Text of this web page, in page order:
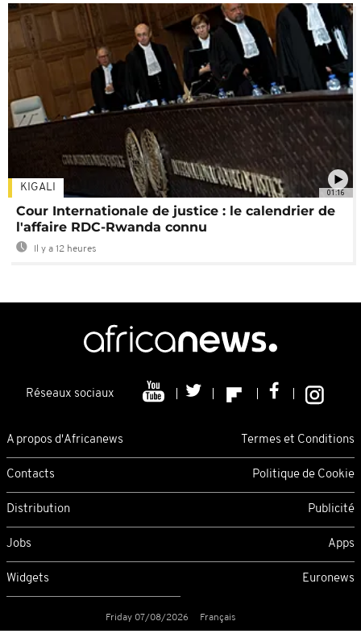
01:16
KIGALI
Cour Internationale de justice : le calendrier de
l'affaire RDC-Rwanda connu
Il y a 12 heures
Réseaux sociaux
A propos d'Africanews Termes et Conditions
Contacts Politique de Cookie
Distribution Publicité
Jobs Apps
Widgets Euronews
Friday 07/08/2026